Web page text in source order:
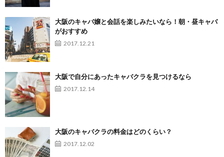
大阪のキャバ嬢と会話を楽しみたいなら！朝・昼キャバ
がおすすめ
2017.12.21
大阪で自分にあったキャバクラを見つけるなら
2017.12.14
大阪のキャバクラの料金はどのくらい？
2017.12.02